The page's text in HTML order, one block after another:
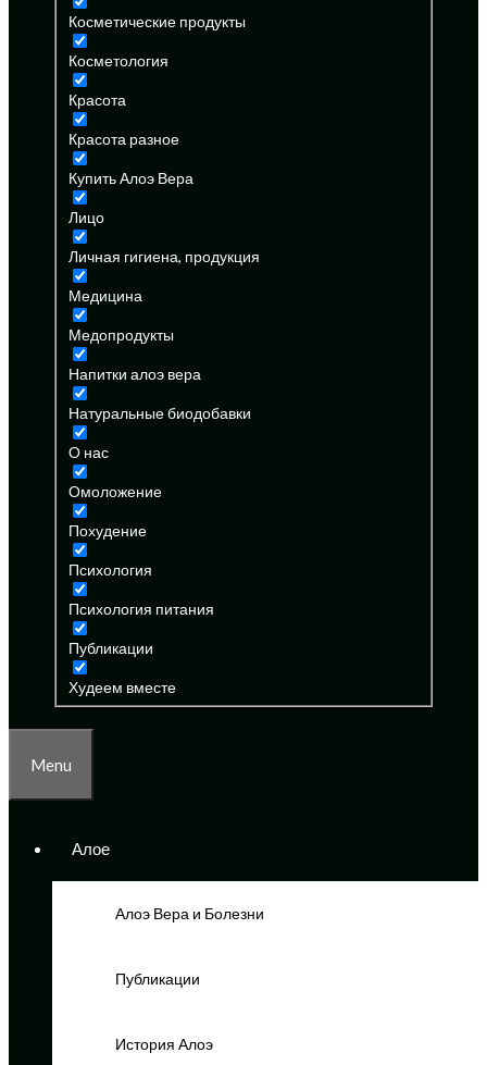
Косметические продукты
Косметология
Красота
Красота разное
Купить Алоэ Вера
Лицо
Личная гигиена, продукция
Медицина
Медопродукты
Напитки алоэ вера
Натуральные биодобавки
О нас
Омоложение
Похудение
Психология
Психология питания
Публикации
Худеем вместе
Menu
Алое
Алоэ Вера и Болезни
Публикации
История Алоэ